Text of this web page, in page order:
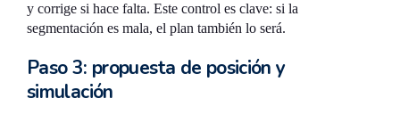
y corrige si hace falta. Este control es clave: si la
segmentación es mala, el plan también lo será.
Paso 3: propuesta de posición y
simulación